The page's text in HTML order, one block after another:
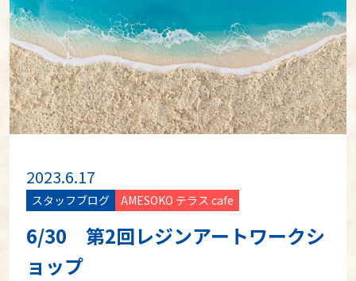
2023.6.17
スタッフブログ AMESOKO テラス cafe
6/30 第2回レジンアートワークシ
ョップ